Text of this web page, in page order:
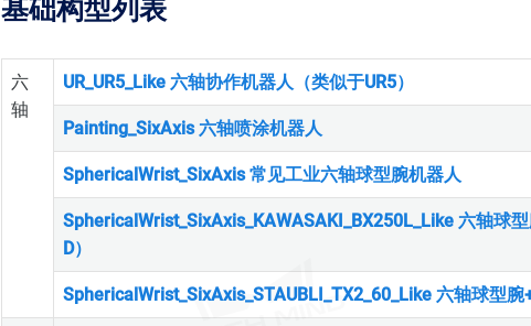
基础构型列表
六
轴
UR_UR5_Like 六轴协作机器人（类似于UR5）
Painting_SixAxis 六轴喷涂机器人
SphericalWrist_SixAxis 常见工业六轴球型腕机器人
SphericalWrist_SixAxis_KAWASAKI_BX250L_Like 六轴球
D）
SphericalWrist_SixAxis_STAUBLI_TX2_60_Like 六轴球型腕